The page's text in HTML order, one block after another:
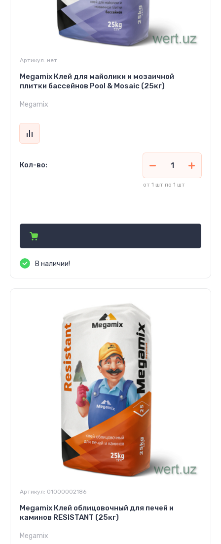
Артикул: нет
Megamix Клей для майолики и мозаичной
плитки бассейнов Pool & Mosaic (25кг)
Megamix
Кол-во:
от 1 шт по 1 шт
В наличии!
Артикул: 01000002186
Megamix Клей облицовочный для печей и
каминов RESISTANT (25кг)
Megamix